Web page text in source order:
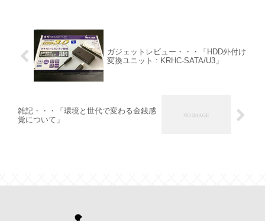
ガジェットレビュー・・・「HDD外付け
変換ユニット : KRHC-SATA/U3」
雑記・・・「環境と世代で変わる金銭感
覚について」